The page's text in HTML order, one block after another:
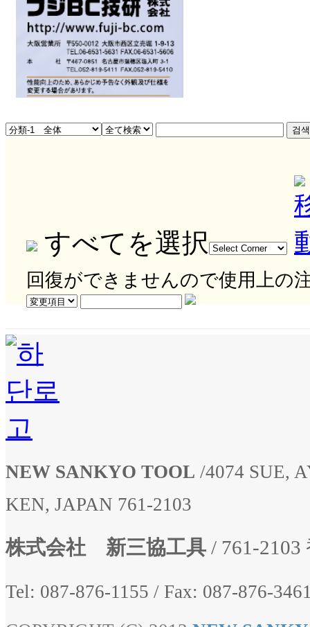
すべてを選択
回復ができませんので使用上の
NEW SANKYO TOOL /4074 SUE,
KEN, JAPAN 761-2103
株式会社 新三協工具 / 761-
Tel: 087-876-1155 / Fax: 087-876-